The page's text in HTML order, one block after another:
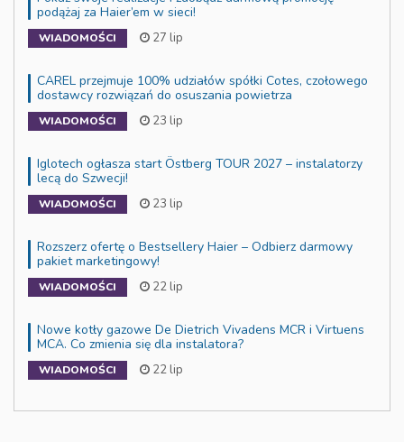
podążaj za Haier’em w sieci!
WIADOMOŚCI 27 lip
CAREL przejmuje 100% udziałów spółki Cotes, czołowego
dostawcy rozwiązań do osuszania powietrza
WIADOMOŚCI 23 lip
Iglotech ogłasza start Östberg TOUR 2027 – instalatorzy
lecą do Szwecji!
WIADOMOŚCI 23 lip
Rozszerz ofertę o Bestsellery Haier – Odbierz darmowy
pakiet marketingowy!
WIADOMOŚCI 22 lip
Nowe kotły gazowe De Dietrich Vivadens MCR i Virtuens
MCA. Co zmienia się dla instalatora?
WIADOMOŚCI 22 lip